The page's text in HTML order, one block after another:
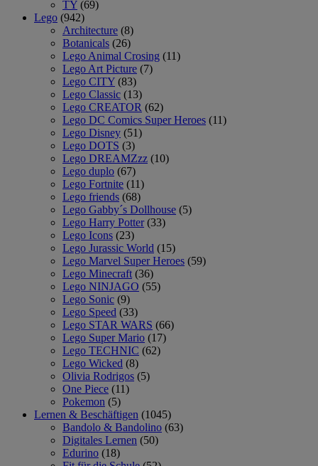
TY (69)
Lego (942)
Architecture (8)
Botanicals (26)
Lego Animal Crosing (11)
Lego Art Picture (7)
Lego CITY (83)
Lego Classic (13)
Lego CREATOR (62)
Lego DC Comics Super Heroes (11)
Lego Disney (51)
Lego DOTS (3)
Lego DREAMZzz (10)
Lego duplo (67)
Lego Fortnite (11)
Lego friends (68)
Lego Gabby´s Dollhouse (5)
Lego Harry Potter (33)
Lego Icons (23)
Lego Jurassic World (15)
Lego Marvel Super Heroes (59)
Lego Minecraft (36)
Lego NINJAGO (55)
Lego Sonic (9)
Lego Speed (33)
Lego STAR WARS (66)
Lego Super Mario (17)
Lego TECHNIC (62)
Lego Wicked (8)
Olivia Rodrigos (5)
One Piece (11)
Pokemon (5)
Lernen & Beschäftigen (1045)
Bandolo & Bandolino (63)
Digitales Lernen (50)
Edurino (18)